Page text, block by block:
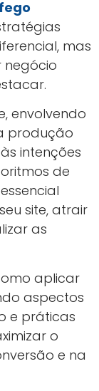
mas
negócio
envolvendo
produção
intenções
de
site, atrair
as
aplicar
aspectos
e práticas
o
e na